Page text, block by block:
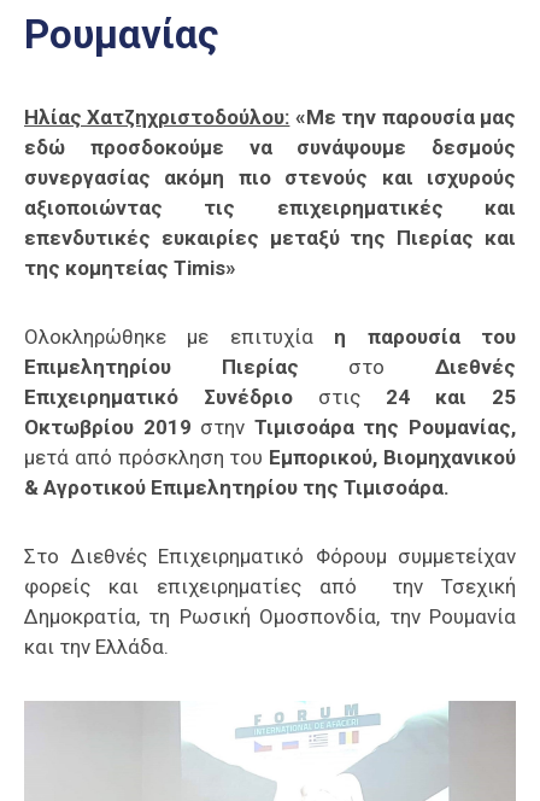
Έκθεση
ΕΒΕΠ-
Πιερία
Ρουμανίας
Ηλίας Χατζηχριστοδούλου: «Με την παρουσία μας
εδώ προσδοκούμε να συνάψουμε δεσμούς
συνεργασίας ακόμη πιο στενούς και ισχυρούς
αξιοποιώντας τις επιχειρηματικές και
επενδυτικές ευκαιρίες μεταξύ της Πιερίας και
της κομητείας Timis»
Ολοκληρώθηκε με επιτυχία η παρουσία του
Επιμελητηρίου Πιερίας στοΔιεθνές
Επιχειρηματικό Συνέδριο στις 24 και 25
Οκτωβρίου 2019 στην Τιμισοάρα της Ρουμανίας,
μετά από πρόσκληση του Εμπορικού, Βιομηχανικού
& Αγροτικού Επιμελητηρίου της Τιμισοάρα.
Στο Διεθνές Επιχειρηματικό Φόρουμ συμμετείχαν
φορείς και επιχειρηματίες από την Τσεχική
Δημοκρατία, τη Ρωσική Ομοσπονδία, την Ρουμανία
και την Ελλάδα.